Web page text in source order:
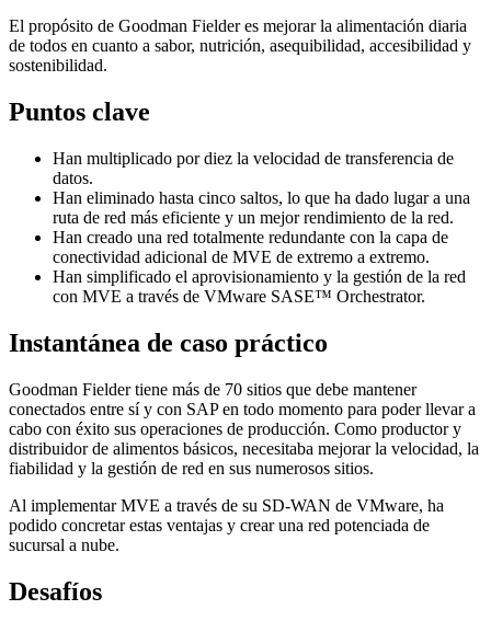
El propósito de Goodman Fielder es mejorar la alimentación diaria
de todos en cuanto a sabor, nutrición, asequibilidad, accesibilidad y
sostenibilidad.
Puntos clave
Han multiplicado por diez la velocidad de transferencia de
datos.
Han eliminado hasta cinco saltos, lo que ha dado lugar a una
ruta de red más eficiente y un mejor rendimiento de la red.
Han creado una red totalmente redundante con la capa de
conectividad adicional de MVE de extremo a extremo.
Han simplificado el aprovisionamiento y la gestión de la red
con MVE a través de VMware SASE™ Orchestrator.
Instantánea de caso práctico
Goodman Fielder tiene más de 70 sitios que debe mantener
conectados entre sí y con SAP en todo momento para poder llevar a
cabo con éxito sus operaciones de producción. Como productor y
distribuidor de alimentos básicos, necesitaba mejorar la velocidad, la
fiabilidad y la gestión de red en sus numerosos sitios.
Al implementar MVE a través de su SD-WAN de VMware, ha
podido concretar estas ventajas y crear una red potenciada de
sucursal a nube.
Desafíos